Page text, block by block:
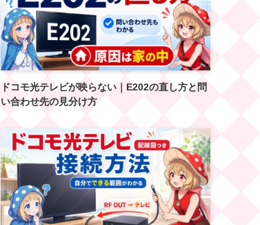
ドコモ光テレビが映らない｜E202の直し方と問
い合わせ先の見分け方